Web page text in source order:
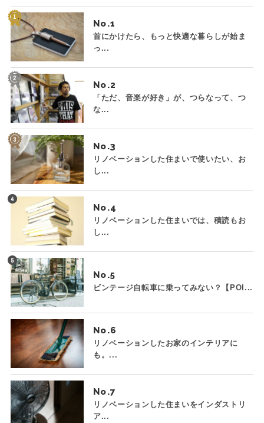
No.
首にかけたら、もっと快適な暮らしが始ま
っ...
No.
「ただ、音楽が好き」が、つらなって、つ
な...
No.
リノベーションした住まいで使いたい、お
し...
No.
リノベーションした住まいでは、積読もお
し...
No.
ビンテージ自転車に乗ってみない？【POI...
No.
リノベーションしたお家のインテリアに
も。...
No.
リノベーションした住まいをインダストリ
ア...